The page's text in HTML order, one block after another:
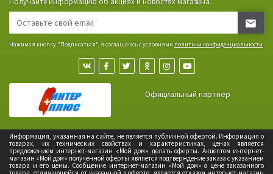
Нажимая кнопку "Подписаться", я соглашаюсь с условиями политики конфиденциальности
Официальный партнер
Информация, указанная на сайте, не является публичной офертой. Информация о
товарах, их технических свойствах и характеристиках, ценах является
предложением интернет-магазин «Мой дом» делать оферты. Акцептом интернет-
магазин «Мой дом» полученной оферты является подтверждение заказа с указанием
товара и его цены. Сообщение интернет-магазин «Мой дом» о цене заказанного